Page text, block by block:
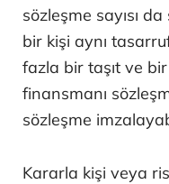
sözleşme sayısı da
bir kişi aynı
fazla bir taşıt ve
finansmanı
sözleşme
Kararla kişi veya